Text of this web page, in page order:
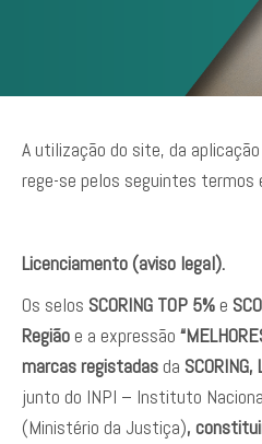
A utilização do site, da
rege-se pelos seguintes termos
Licenciamento (aviso legal).
Os selos SCORING TOP 5% e
Região e a expressão
marcas registadas da
junto do INPI – Instituto
(Ministério da Justiça),